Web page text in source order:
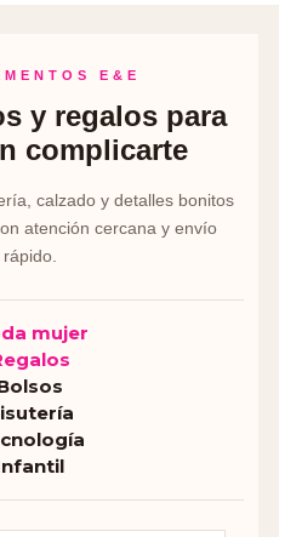
E&E
y regalos para
complicarte
calzado y detalles bonitos
atención cercana y envío
rápido.
mujer